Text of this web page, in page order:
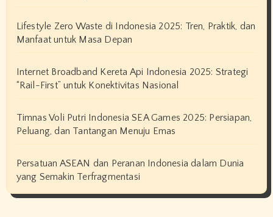
Lifestyle Zero Waste di Indonesia 2025: Tren, Praktik, dan
Manfaat untuk Masa Depan
Internet Broadband Kereta Api Indonesia 2025: Strategi
“Rail-First” untuk Konektivitas Nasional
Timnas Voli Putri Indonesia SEA Games 2025: Persiapan,
Peluang, dan Tantangan Menuju Emas
Persatuan ASEAN dan Peranan Indonesia dalam Dunia
yang Semakin Terfragmentasi